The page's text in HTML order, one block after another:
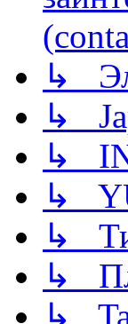
↳
↳
↳
↳
↳
↳
↳